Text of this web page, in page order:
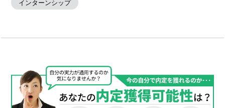
インターンシップ